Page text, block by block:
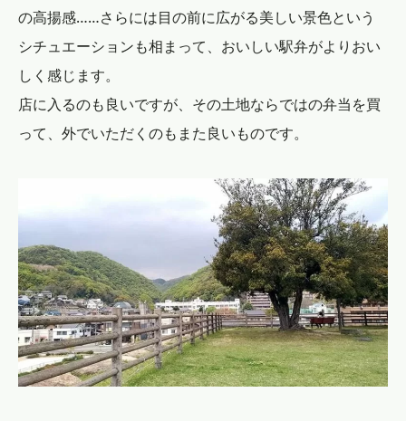
の高揚感……さらには目の前に広がる美しい景色という
シチュエーションも相まって、おいしい駅弁がよりおい
しく感じます。
店に入るのも良いですが、その土地ならではの弁当を買
って、外でいただくのもまた良いものです。